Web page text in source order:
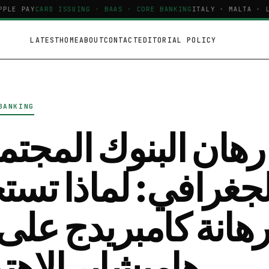
PAYCARD ISSUING · BAAS · CORE BANKINGITALY · MALTA ·
LATESTHOMEABOUTCONTACTEDITORIAL POLICY
رهان البنوك
لماذا
كامبريدج